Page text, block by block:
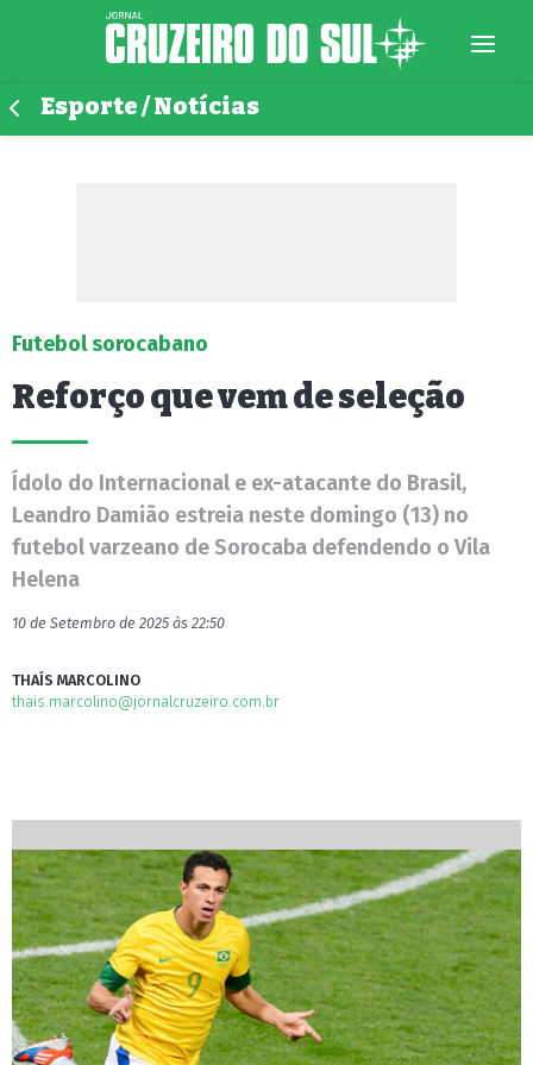
Esporte / Notícias
Futebol sorocabano
Reforço que vem de seleção
Ídolo do Internacional e ex-atacante do Brasil,
Leandro Damião estreia neste domingo (13) no
futebol varzeano de Sorocaba defendendo o Vila
Helena
10 de Setembro de 2025 às 22:50
THAÍS MARCOLINO
thais.marcolino@jornalcruzeiro.com.br